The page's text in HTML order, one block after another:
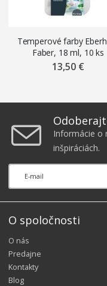
Temperové farby
Faber, 18 ml, 10 ks
13,50 €
Informácie o
inšpiráciách.
O spoločnosti
O nás
Predajne
Kontakty
Blog